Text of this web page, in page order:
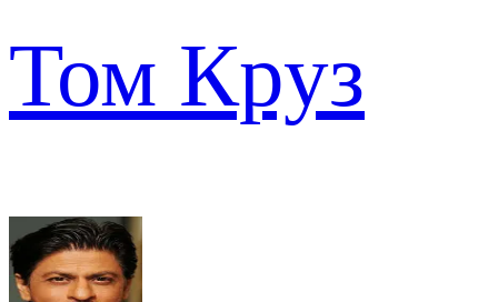
Том Круз